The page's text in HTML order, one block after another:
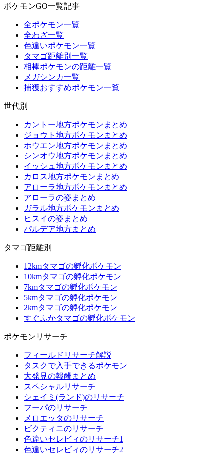
ポケモンGO一覧記事
全ポケモン一覧
全わざ一覧
色違いポケモン一覧
タマゴ距離別一覧
相棒ポケモンの距離一覧
メガシンカ一覧
捕獲おすすめポケモン一覧
世代別
カントー地方ポケモンまとめ
ジョウト地方ポケモンまとめ
ホウエン地方ポケモンまとめ
シンオウ地方ポケモンまとめ
イッシュ地方ポケモンまとめ
カロス地方ポケモンまとめ
アローラ地方ポケモンまとめ
アローラの姿まとめ
ガラル地方ポケモンまとめ
ヒスイの姿まとめ
パルデア地方まとめ
タマゴ距離別
12kmタマゴの孵化ポケモン
10kmタマゴの孵化ポケモン
7kmタマゴの孵化ポケモン
5kmタマゴの孵化ポケモン
2kmタマゴの孵化ポケモン
すぐふかタマゴの孵化ポケモン
ポケモンリサーチ
フィールドリサーチ解説
タスクで入手できるポケモン
大発見の報酬まとめ
スペシャルリサーチ
シェイミ(ランド)のリサーチ
フーパのリサーチ
メロエッタのリサーチ
ビクティニのリサーチ
色違いセレビィのリサーチ1
色違いセレビィのリサーチ2